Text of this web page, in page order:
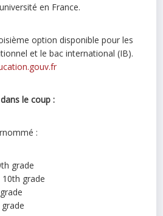
en France.
option disponible pour les
et le bac international (IB).
le coup :
:
grade
grade